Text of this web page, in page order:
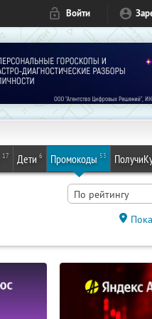
Войти
17 Дети 6 Промокоды 53
По рейтингу